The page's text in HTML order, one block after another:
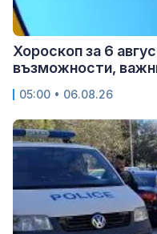
Хороскоп за 6
възможности,
05:00 • 06.08.26